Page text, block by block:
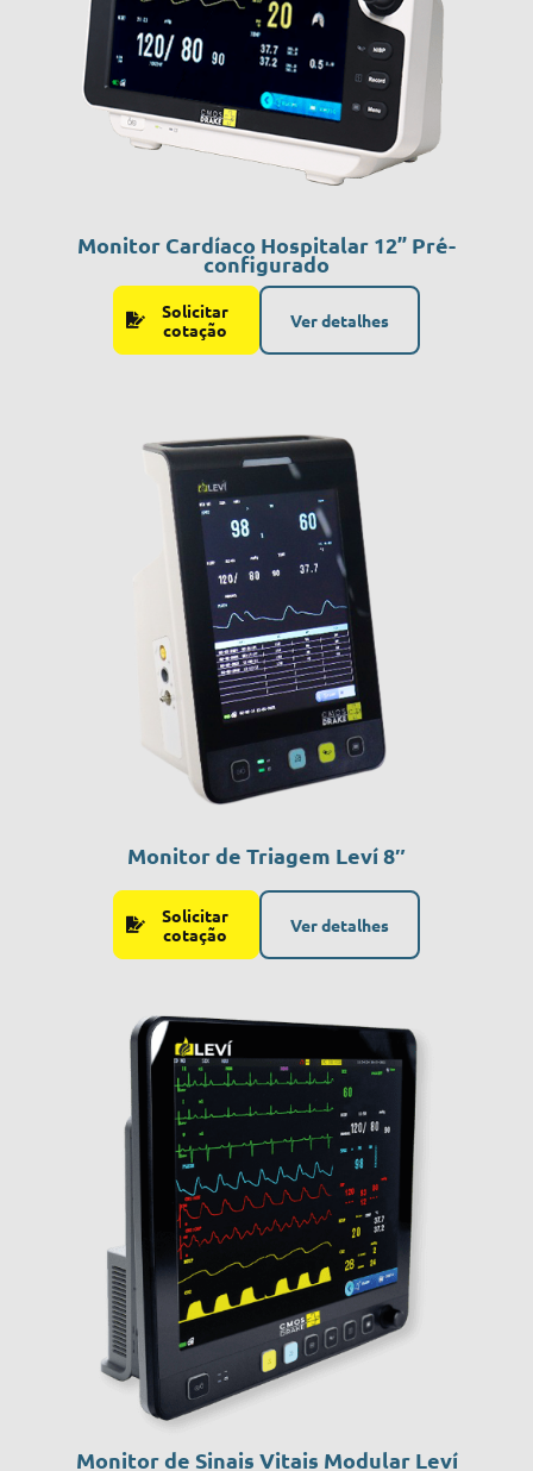
Monitor Cardíaco Hospitalar 12” Pré-
configurado
Solicitar
cotação
Ver detalhes
Monitor de Triagem Leví 8″
Solicitar
cotação
Ver detalhes
Monitor de Sinais Vitais Modular Leví